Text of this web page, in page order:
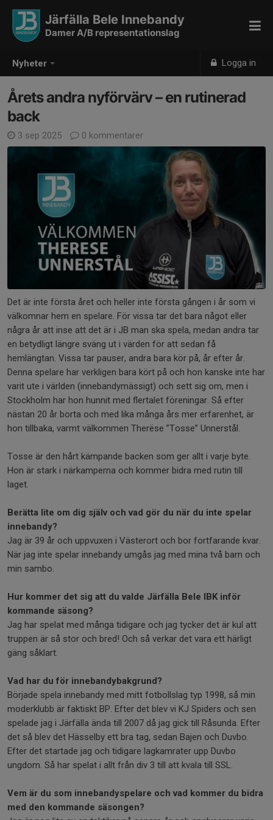
Nyheter Logga in
Järfälla Bele Innebandy
Damer A/B representationslag
Årets andra nyförvärv – en rutinerad
back
3 sep 2025 0 kommentarer
Det är inte första året och heller inte första gången i år som vi
välkomnar hem en spelare. För vissa tar det bara något eller
några år att inse att det är i JB man ska spela, medan andra tar
en betydligt längre sväng ut i värden för att sedan få
hemlängtan. Vissa tar pauser, andra bara kör på, år efter år.
Denna spelare har verkligen bara kört på och hon kanske inte har
varit ute i världen (innebandymässigt) och sett sig om, men i
Stockholm har hon hunnit med flertalet föreningar. Så efter
nästan 20 år borta och med lika många års mer erfarenhet, är
hon tillbaka, varmt välkommen Therëse ”Tosse” Unnerstål.
Tosse är den hårt kämpande backen som ger allt i varje byte.
Hon är stark i närkamperna och kommer bidra med rutin till
laget.
Berätta lite om dig själv och vad gör du när du inte spelar
innebandy?
Jag är 39 år och uppvuxen i Västerort och bor fortfarande kvar.
När jag inte spelar innebandy umgås jag med mina två barn och
min sambo.
Hur kommer det sig att du valde Järfälla Bele IBK inför
kommande säsong?
Jag har spelat med många tidigare och jag tycker det är kul att
truppen är så stor och bred! Och så verkar det vara ett härligt
gäng såklart.
Vad har du för innebandybakgrund?
Började spela innebandy med mitt fotbollslag typ 1998, så min
moderklubb är faktiskt BP. Efter det blev vi KJ Spiders och sen
spelade jag i Järfälla ända till 2007 då jag gick till Råsunda. Efter
det så blev det Hässelby ett bra tag, sedan Bajen och Duvbo.
Efter det startade jag och tidigare lagkamrater upp Duvbo
ungdom. Så har spelat i allt från div 3 till att kvala till SSL.
Vem är du som innebandyspelare och vad kommer du bidra
med den kommande säsongen?